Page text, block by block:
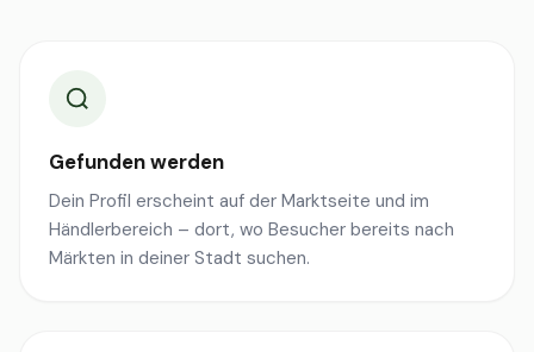
Gefunden werden
Dein Profil erscheint auf der Marktseite und im
Händlerbereich – dort, wo Besucher bereits nach
Märkten in deiner Stadt suchen.